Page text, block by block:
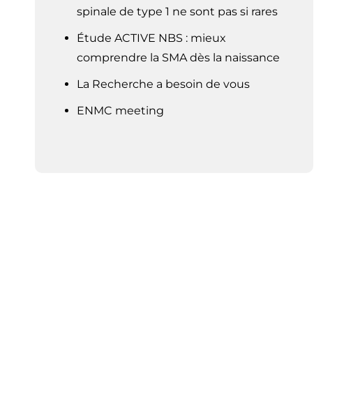
spinale de type 1 ne sont pas si rares
Étude ACTIVE NBS : mieux
comprendre la SMA dès la naissance
La Recherche a besoin de vous
ENMC meeting